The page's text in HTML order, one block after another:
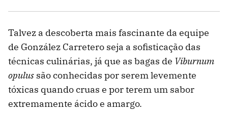
Talvez a descoberta mais fascinante da equipe
de González Carretero seja a sofisticação das
técnicas culinárias, já que as bagas de Viburnum
opulus são conhecidas por serem levemente
tóxicas quando cruas e por terem um sabor
extremamente ácido e amargo.